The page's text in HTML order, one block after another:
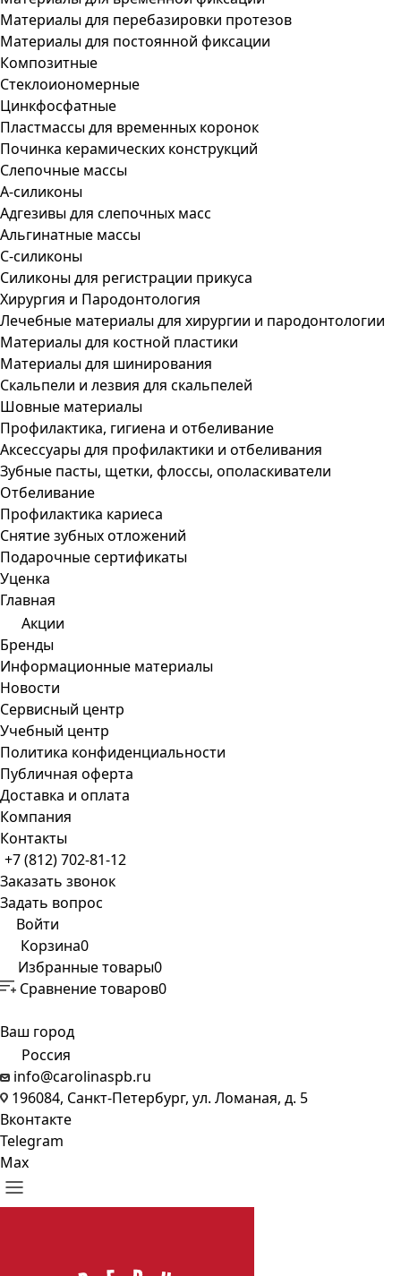
Материалы для перебазировки протезов
Материалы для постоянной фиксации
Композитные
Стеклоиономерные
Цинкфосфатные
Пластмассы для временных коронок
Починка керамических конструкций
Слепочные массы
А-силиконы
Адгезивы для слепочных масс
Альгинатные массы
С-силиконы
Силиконы для регистрации прикуса
Хирургия и Пародонтология
Лечебные материалы для хирургии и пародонтологии
Материалы для костной пластики
Материалы для шинирования
Скальпели и лезвия для скальпелей
Шовные материалы
Профилактика, гигиена и отбеливание
Аксессуары для профилактики и отбеливания
Зубные пасты, щетки, флоссы, ополаскиватели
Отбеливание
Профилактика кариеса
Снятие зубных отложений
Подарочные сертификаты
Уценка
Главная
Акции
Бренды
Информационные материалы
Новости
Сервисный центр
Учебный центр
Политика конфиденциальности
Публичная оферта
Доставка и оплата
Компания
Контакты
+7 (812) 702-81-12
Заказать звонок
Задать вопрос
Войти
Корзина0
Избранные товары0
Сравнение товаров0
Ваш город
Россия
info@carolinaspb.ru
196084, Санкт-Петербург, ул. Ломаная, д. 5
Вконтакте
Telegram
Max